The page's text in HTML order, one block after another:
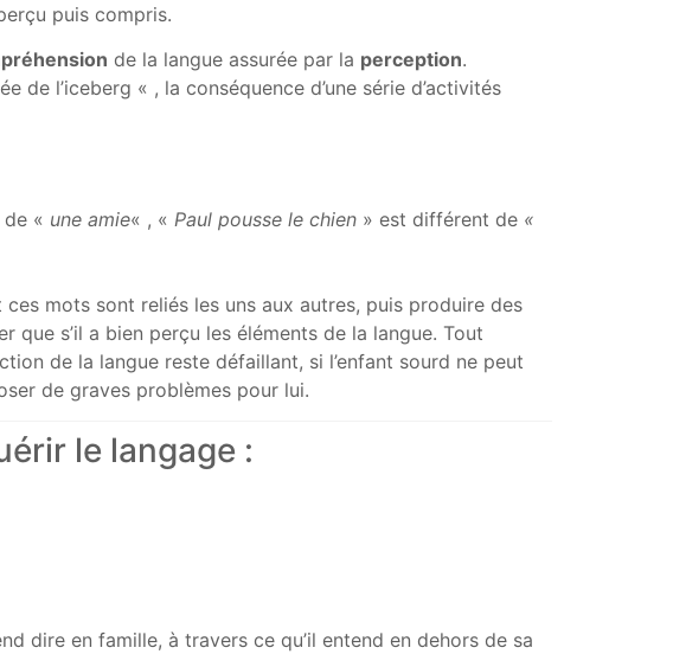
puis compris.
de la langue assurée par la perception.
de l’iceberg « , la conséquence d’une série d’activités
de « une amie« , « Paul pousse le chien » est différent de «
mots sont reliés les uns aux autres, puis produire des
que s’il a bien perçu les éléments de la langue. Tout
de la langue reste défaillant, si l’enfant sourd ne peut
de graves problèmes pour lui.
le langage :
dire en famille, à travers ce qu’il entend en dehors de sa